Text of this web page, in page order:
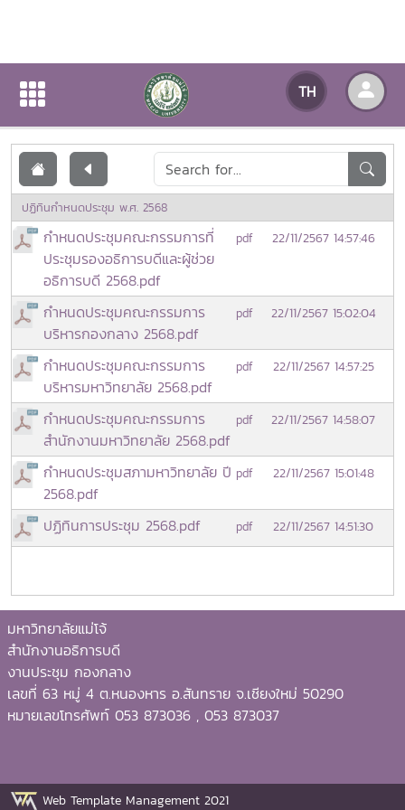
TH
เอกสารเผยแพร่
ปฏิทินกำหนดประชุม พ.ศ. 2568
กำหนดประชุมคณะกรรมการที่
ประชุมรองอธิการบดีและผู้ช่วย
อธิการบดี 2568.pdf
pdf 22/11/2567 14:57:46
กำหนดประชุมคณะกรรมการ
บริหารกองกลาง 2568.pdf
pdf 22/11/2567 15:02:04
กำหนดประชุมคณะกรรมการ
บริหารมหาวิทยาลัย 2568.pdf
pdf 22/11/2567 14:57:25
กำหนดประชุมคณะกรรมการ
สำนักงานมหาวิทยาลัย 2568.pdf
pdf 22/11/2567 14:58:07
กำหนดประชุมสภามหาวิทยาลัย ปี
2568.pdf
pdf 22/11/2567 15:01:48
ปฏิทินการประชุม 2568.pdf pdf 22/11/2567 14:51:30
มหาวิทยาลัยแม่โจ้
สำนักงานอธิการบดี
งานประชุม กองกลาง
เลขที่ 63 หมู่ 4 ต.หนองหาร อ.สันทราย จ.เชียงใหม่ 50290
หมายเลขโทรศัพท์ 053 873036 , 053 873037
Web Template Management 2021